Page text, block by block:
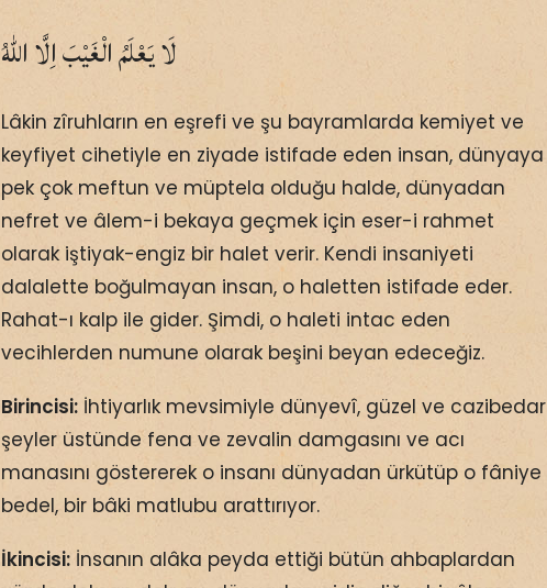
لَا يَعْلَمُ الْغَيْبَ اِلَّا اللّٰهُ
Lâkin zîruhların en eşrefi ve şu bayramlarda kemiyet ve
keyfiyet cihetiyle en ziyade istifade eden insan, dünyaya
pek çok meftun ve müptela olduğu halde, dünyadan
nefret ve âlem-i bekaya geçmek için eser-i rahmet
olarak iştiyak-engiz bir halet verir. Kendi insaniyeti
dalalette boğulmayan insan, o haletten istifade eder.
Rahat-ı kalp ile gider. Şimdi, o haleti intac eden
vecihlerden numune olarak beşini beyan edeceğiz.
Birincisi: İhtiyarlık mevsimiyle dünyevî, güzel ve cazibedar
şeyler üstünde fena ve zevalin damgasını ve acı
manasını göstererek o insanı dünyadan ürkütüp o fâniye
bedel, bir bâki matlubu arattırıyor.
İkincisi: İnsanın alâka peyda ettiği bütün ahbaplardan